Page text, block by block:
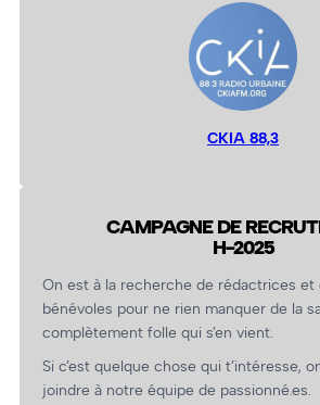
CKIA 88,3
CAMPAGNE DE
H-2025
On est à la recherche de rédactrices et
bénévoles pour ne rien manquer de la
complètement folle qui s’en vient.
Si c’est quelque chose qui t’intéresse,
joindre à notre équipe de passionné.es.